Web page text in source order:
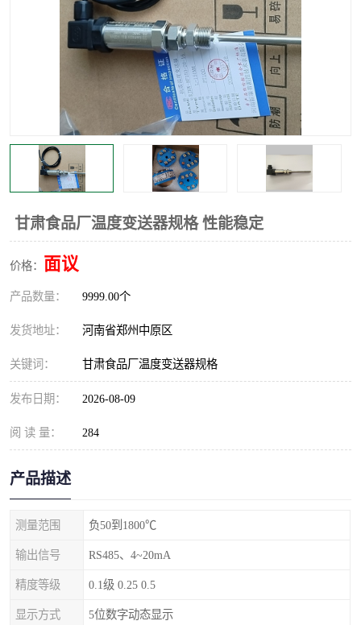
甘肃食品厂温度变送器规格 性能稳定
价格： 面议
产品数量： 9999.00个
发货地址： 河南省郑州中原区
关键词： 甘肃食品厂温度变送器规格
发布日期： 2026-08-09
阅 读 量： 284
产品描述
测量范围 负50到1800℃
输出信号 RS485、4~20mA
精度等级 0.1级 0.25 0.5
显示方式 5位数字动态显示
差压变送器 温度传感器变送器
压力变送器 电容物位计
电量变送器
流量计 工业自动化系统成套设备